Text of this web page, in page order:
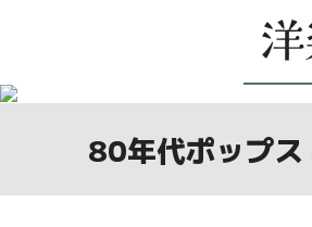
80年代ポップス